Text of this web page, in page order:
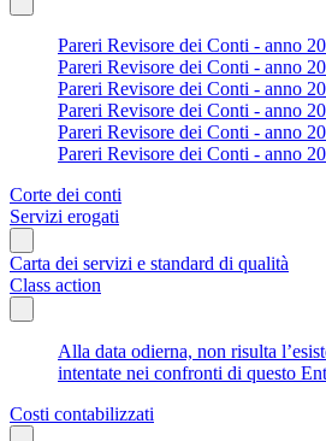
Pareri Revisore dei Conti - anno
Pareri Revisore dei Conti - anno
Pareri Revisore dei Conti - anno
Pareri Revisore dei Conti - anno
Pareri Revisore dei Conti - anno
Pareri Revisore dei Conti - anno
Corte dei conti
Servizi erogati
Carta dei servizi e standard di qualità
Class action
Alla data odierna, non risulta
intentate nei confronti di questo
Costi contabilizzati